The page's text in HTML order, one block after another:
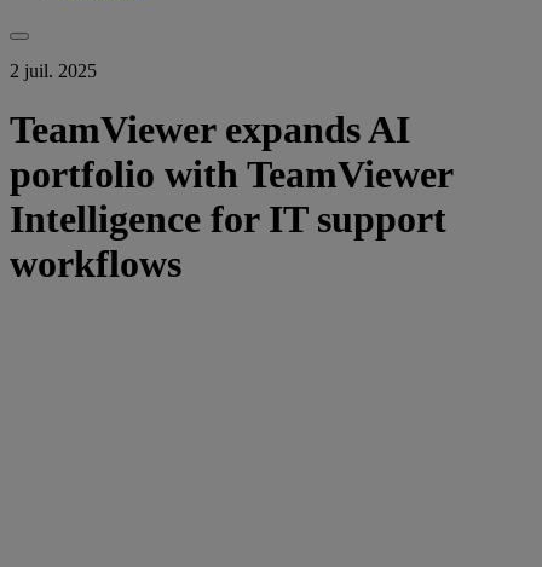
2 juil. 2025
TeamViewer expands AI
portfolio with TeamViewer
Intelligence for IT support
workflows